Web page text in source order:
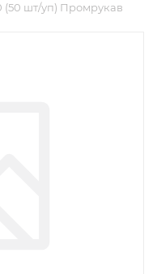
шт/уп) Промрукав